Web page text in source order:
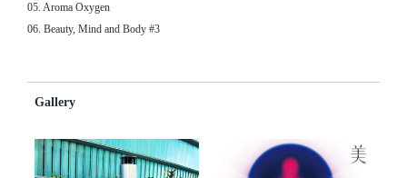
05. Aroma Oxygen
06. Beauty, Mind and Body #3
Gallery